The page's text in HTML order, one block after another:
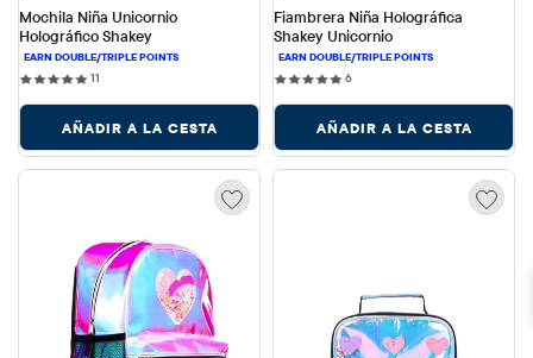
Mochila Niña Unicornio
Holográfico Shakey
11
AÑADIR A LA CESTA
Fiambrera Niña Holográfica
Shakey Unicornio
66 reviews
AÑADIR A LA CESTA